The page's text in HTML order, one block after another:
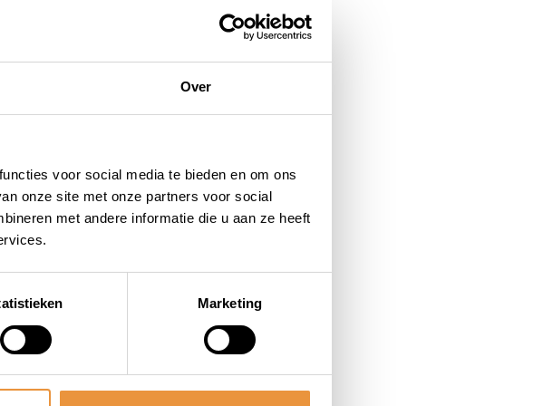
Over
voor social media te bieden en om ons
onze site met onze partners voor social
met andere informatie die u aan ze heeft
Marketing